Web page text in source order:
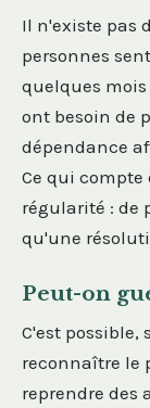
Il n'existe pas
personnes
quelques
ont besoin de
dépendance
Ce qui
régularité : de
qu'une
Peut-on
C'est
reconnaître le
reprendre des